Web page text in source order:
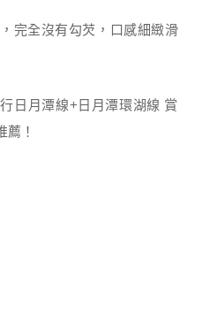
完全沒有勾芡，口感細緻滑